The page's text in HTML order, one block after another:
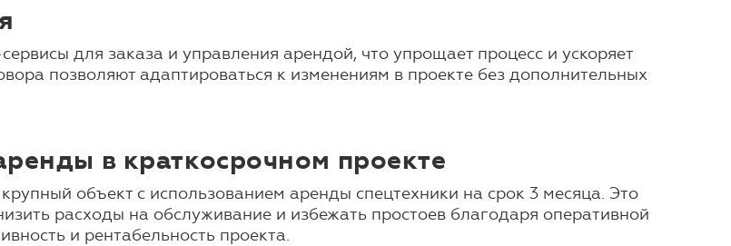
для заказа и управления арендой, что упрощает процесс и ускоряет
позволяют адаптироваться к изменениям в проекте без дополнительных
в краткосрочном проекте
объект с использованием аренды спецтехники на срок 3 месяца. Это
расходы на обслуживание и избежать простоев благодаря оперативной
и рентабельность проекта.